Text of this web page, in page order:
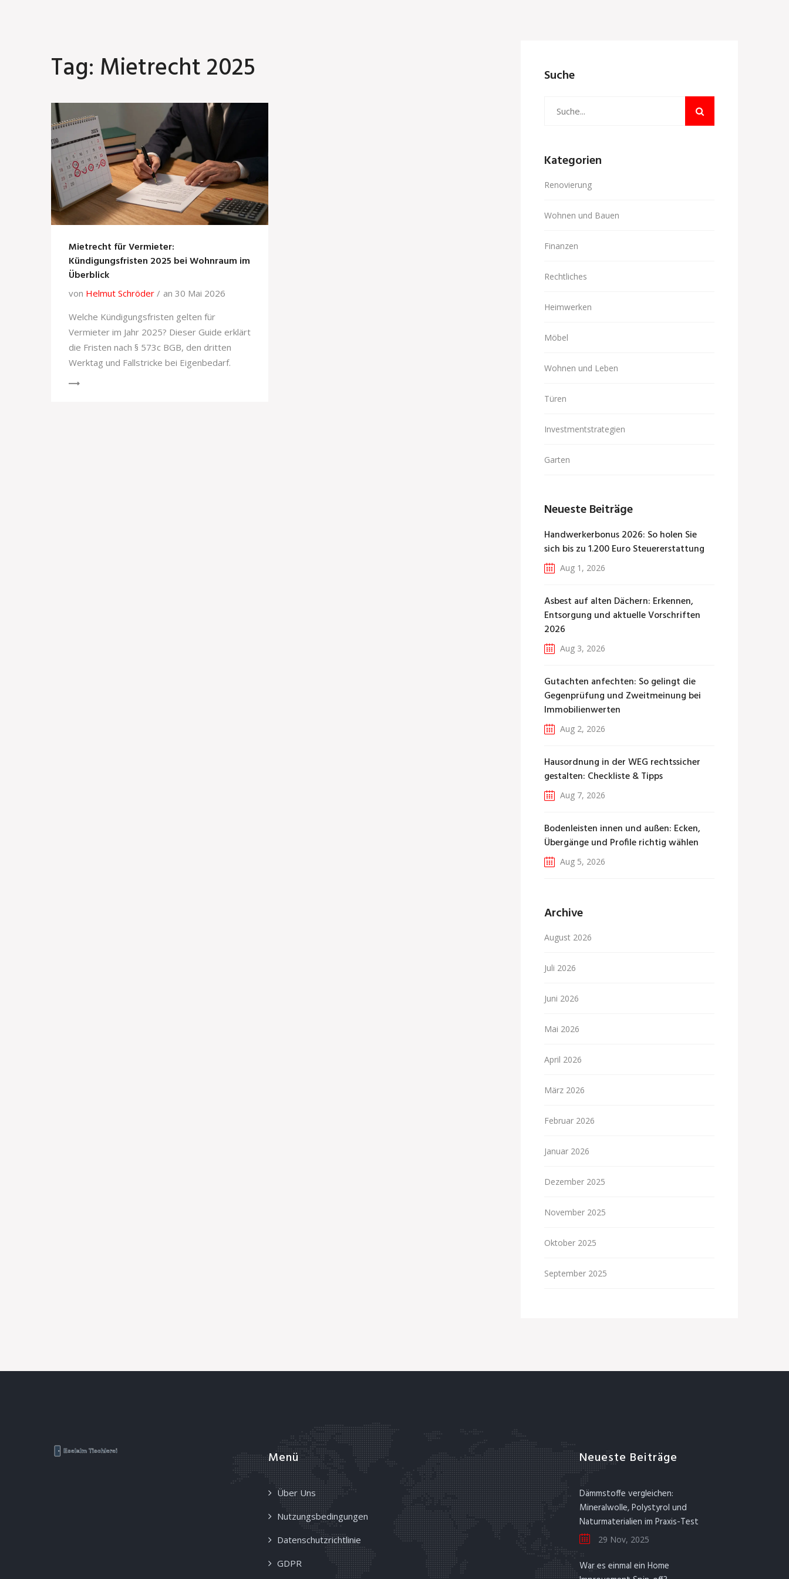
Tag: Mietrecht 2025
Mietrecht für Vermieter:
Kündigungsfristen 2025 bei Wohnraum im
Überblick
von Helmut Schröder
an 30 Mai 2026
Welche Kündigungsfristen gelten für
Vermieter im Jahr 2025? Dieser Guide erklärt
die Fristen nach § 573c BGB, den dritten
Werktag und Fallstricke bei Eigenbedarf.
Suche
Kategorien
Renovierung
Wohnen und Bauen
Finanzen
Rechtliches
Heimwerken
Möbel
Wohnen und Leben
Türen
Investmentstrategien
Garten
Neueste Beiträge
Handwerkerbonus 2026: So holen Sie
sich bis zu 1.200 Euro Steuererstattung
Aug 1, 2026
Asbest auf alten Dächern: Erkennen,
Entsorgung und aktuelle Vorschriften
2026
Aug 3, 2026
Gutachten anfechten: So gelingt die
Gegenprüfung und Zweitmeinung bei
Immobilienwerten
Aug 2, 2026
Hausordnung in der WEG rechtssicher
gestalten: Checkliste & Tipps
Aug 7, 2026
Bodenleisten innen und außen: Ecken,
Übergänge und Profile richtig wählen
Aug 5, 2026
Archive
August 2026
Juli 2026
Juni 2026
Mai 2026
April 2026
März 2026
Februar 2026
Januar 2026
Dezember 2025
November 2025
Oktober 2025
September 2025
Menü
Über Uns
Nutzungsbedingungen
Datenschutzrichtlinie
GDPR
Neueste Beiträge
Dämmstoffe vergleichen:
Mineralwolle, Polystyrol und
Naturmaterialien im Praxis-Test
29 Nov, 2025
War es einmal ein Home